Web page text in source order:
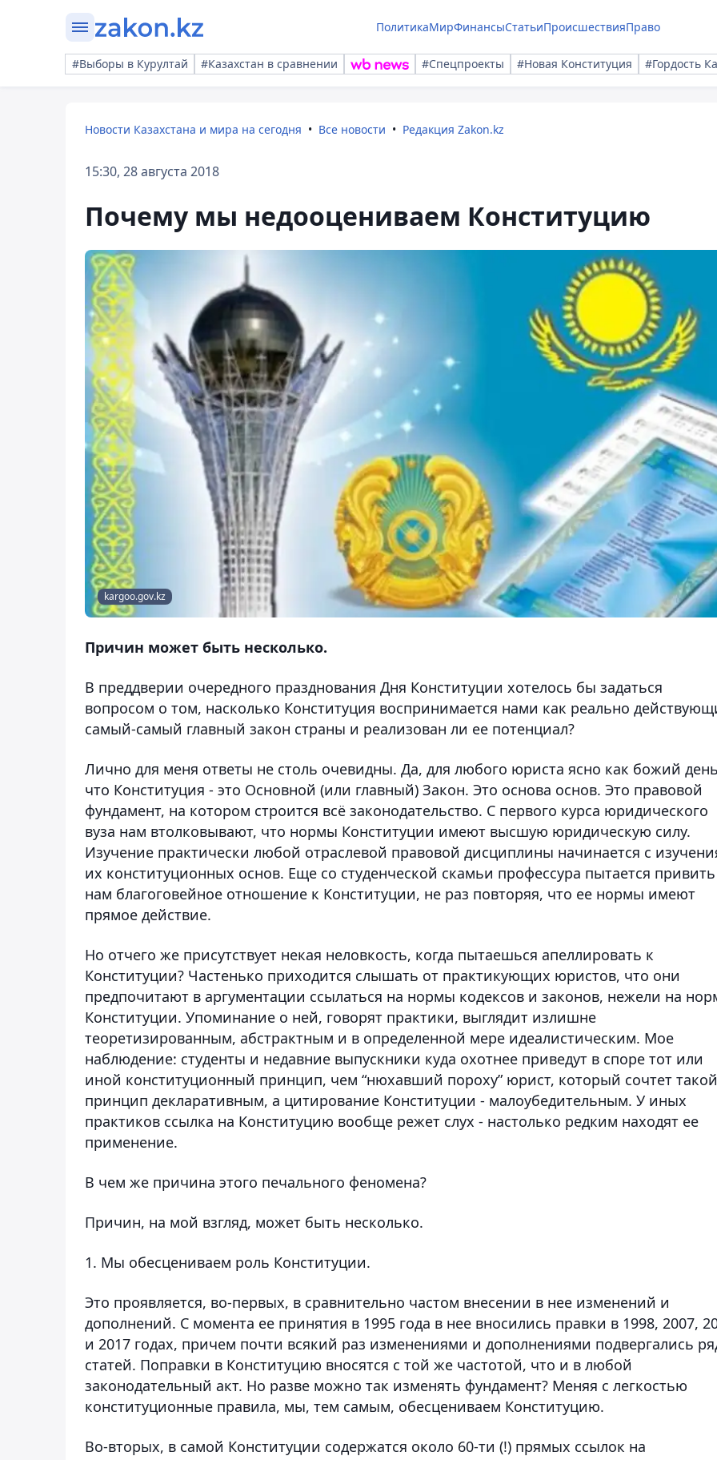
ПолитикаМирФинансыСтатьиПроисшествияПраво
#Выборы в Курултай #Казахстан в сравнении #Спецпроекты #Новая Конституция #Гордость
Новости Казахстана и мира на сегодня Все новости Редакция Zakon.kz
15:30, 28 августа 2018
Почему мы недооцениваем Конституцию
kargoo.gov.kz
Причин может быть несколько.
В преддверии очередного празднования Дня Конституции хотелось бы задаться
вопросом о том, насколько Конституция воспринимается нами как реально
самый-самый главный закон страны и реализован ли ее потенциал?
Лично для меня ответы не столь очевидны. Да, для любого юриста ясно как божий
что Конституция - это Основной (или главный) Закон. Это основа основ. Это правовой
фундамент, на котором строится всё законодательство. С первого курса юридического
вуза нам втолковывают, что нормы Конституции имеют высшую юридическую силу.
Изучение практически любой отраслевой правовой дисциплины начинается с
их конституционных основ. Еще со студенческой скамьи профессура пытается привить
нам благоговейное отношение к Конституции, не раз повторяя, что ее нормы имеют
прямое действие.
Но отчего же присутствует некая неловкость, когда пытаешься апеллировать к
Конституции? Частенько приходится слышать от практикующих юристов, что они
предпочитают в аргументации ссылаться на нормы кодексов и законов, нежели на
Конституции. Упоминание о ней, говорят практики, выглядит излишне
теоретизированным, абстрактным и в определенной мере идеалистическим. Мое
наблюдение: студенты и недавние выпускники куда охотнее приведут в споре тот или
иной конституционный принцип, чем “нюхавший пороху” юрист, который сочтет такой
принцип декларативным, а цитирование Конституции - малоубедительным. У иных
практиков ссылка на Конституцию вообще режет слух - настолько редким находят ее
применение.
В чем же причина этого печального феномена?
Причин, на мой взгляд, может быть несколько.
1. Мы обесцениваем роль Конституции.
Это проявляется, во-первых, в сравнительно частом внесении в нее изменений и
дополнений. С момента ее принятия в 1995 года в нее вносились правки в 1998, 2007,
и 2017 годах, причем почти всякий раз изменениями и дополнениями подвергались
статей. Поправки в Конституцию вносятся с той же частотой, что и в любой
законодательный акт. Но разве можно так изменять фундамент? Меняя с легкостью
конституционные правила, мы, тем самым, обесцениваем Конституцию.
Во-вторых, в самой Конституции содержатся около 60-ти (!) прямых ссылок на